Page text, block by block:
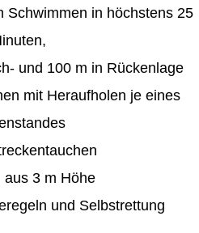
Schwimmen in höchstens 25
und 100 m in Rückenlage
mit Heraufholen je eines
aus 3 m Höhe
und Selbstrettung